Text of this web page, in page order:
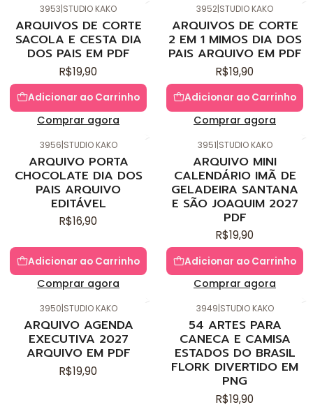
3953|STUDIO KAKO
ARQUIVOS DE CORTE
SACOLA E CESTA DIA
DOS PAIS EM PDF
R$19,90
Adicionar ao Carrinho
Comprar agora
3952|STUDIO KAKO
ARQUIVOS DE CORTE
2 EM 1 MIMOS DIA DOS
PAIS ARQUIVO EM PDF
R$19,90
Adicionar ao Carrinho
Comprar agora
3956|STUDIO KAKO
ARQUIVO PORTA
CHOCOLATE DIA DOS
PAIS ARQUIVO
EDITÁVEL
R$16,90
Adicionar ao Carrinho
Comprar agora
3951|STUDIO KAKO
ARQUIVO MINI
CALENDÁRIO IMÃ DE
GELADEIRA SANTANA
E SÃO JOAQUIM 2027
PDF
R$19,90
Adicionar ao Carrinho
Comprar agora
3950|STUDIO KAKO
ARQUIVO AGENDA
EXECUTIVA 2027
ARQUIVO EM PDF
R$19,90
3949|STUDIO KAKO
54 ARTES PARA
CANECA E CAMISA
ESTADOS DO BRASIL
FLORK DIVERTIDO EM
PNG
R$19,90